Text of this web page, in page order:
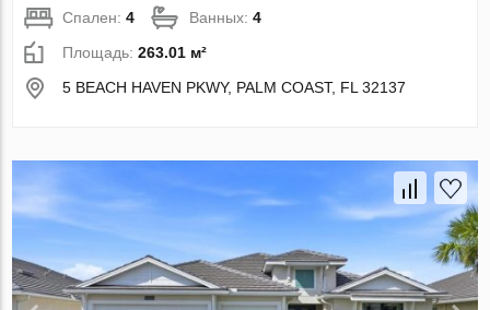
Спален:4 Ванных:4
Площадь:263.01 м²
5 BEACH HAVEN PKWY, PALM COAST, FL 32137